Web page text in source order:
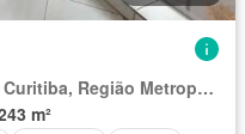
Região Geográfica Imediata de Curitiba, Região Metropolitana de Curitiba
m²